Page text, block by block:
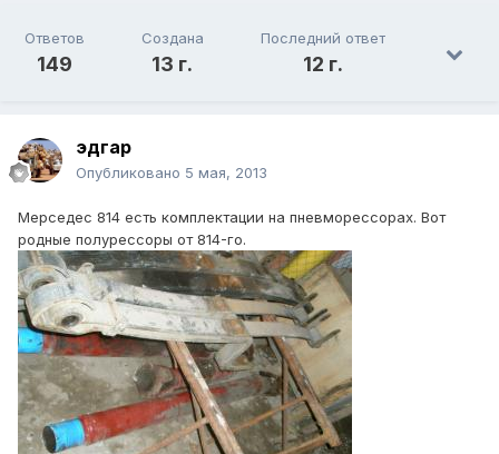
Ответов
149
Создана
13 г.
Последний ответ
12 г.
эдгар
Опубликовано 5 мая, 2013
Мерседес 814 есть комплектации на пневморессорах. Вот
родные полурессоры от 814-го.